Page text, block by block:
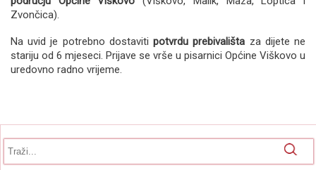
Zvončica).
Na uvid je potrebno dostavitipotvrdu prebivališta za dijete ne
stariju od 6 mjeseci. Prijave se vrše u pisarnici Općine Viškovo u
uredovno radno vrijeme.